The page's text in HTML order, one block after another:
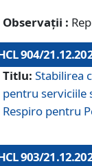
Observații :
904/
Titlu: Stabilirea
pentru serviciile
Respiro pentru
903/